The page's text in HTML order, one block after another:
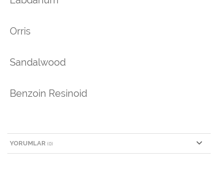
Orris
Sandalwood
Benzoin Resinoid
YORUMLAR (0)